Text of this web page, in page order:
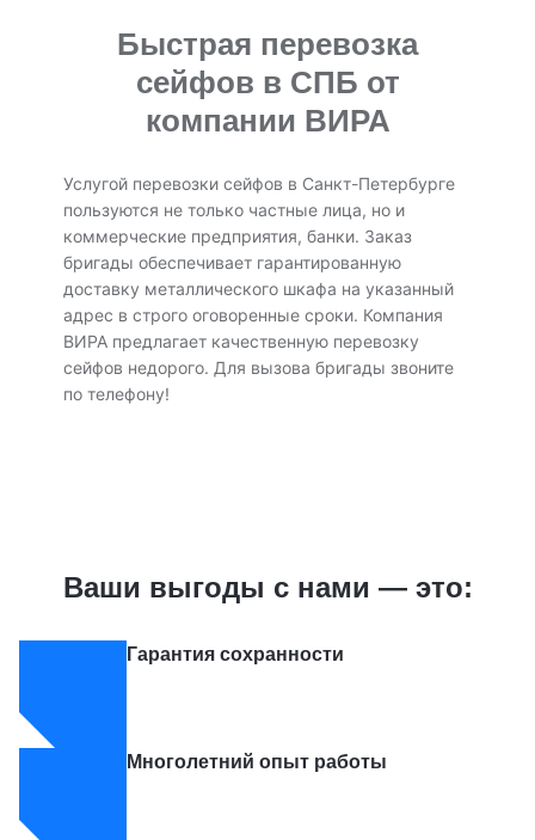
Быстрая перевозка
сейфов в СПБ от
компании ВИРА
Услугой перевозки сейфов в Санкт-Петербурге
пользуются не только частные лица, но и
коммерческие предприятия, банки. Заказ
бригады обеспечивает гарантированную
доставку металлического шкафа на указанный
адрес в строго оговоренные сроки. Компания
ВИРА предлагает качественную перевозку
сейфов недорого. Для вызова бригады звоните
по телефону!
Ваши выгоды с нами — это:
Гарантия сохранности
Многолетний опыт работы